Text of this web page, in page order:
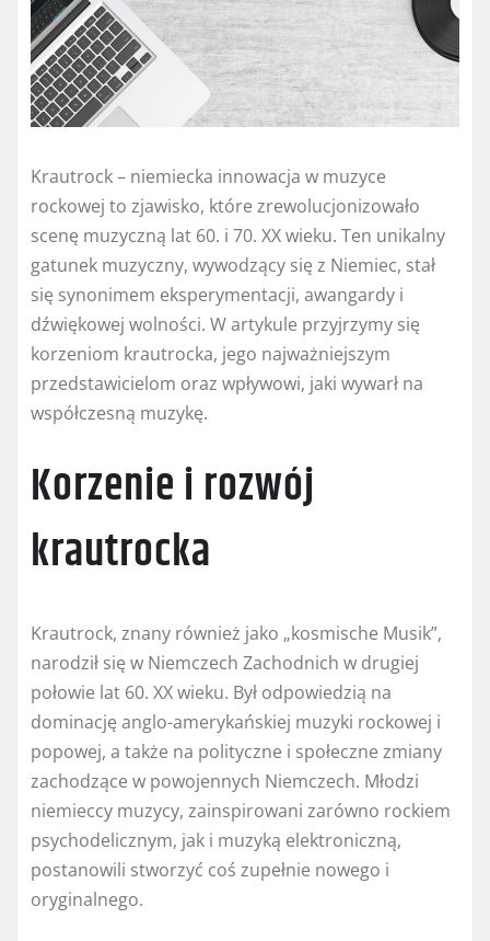
Krautrock – niemiecka innowacja w muzyce
rockowej to zjawisko, które zrewolucjonizowało
scenę muzyczną lat 60. i 70. XX wieku. Ten unikalny
gatunek muzyczny, wywodzący się z Niemiec, stał
się synonimem eksperymentacji, awangardy i
dźwiękowej wolności. W artykule przyjrzymy się
korzeniom krautrocka, jego najważniejszym
przedstawicielom oraz wpływowi, jaki wywarł na
współczesną muzykę.
Korzenie i rozwój
krautrocka
Krautrock, znany również jako „kosmische Musik”,
narodził się w Niemczech Zachodnich w drugiej
połowie lat 60. XX wieku. Był odpowiedzią na
dominację anglo-amerykańskiej muzyki rockowej i
popowej, a także na polityczne i społeczne zmiany
zachodzące w powojennych Niemczech. Młodzi
niemieccy muzycy, zainspirowani zarówno rockiem
psychodelicznym, jak i muzyką elektroniczną,
postanowili stworzyć coś zupełnie nowego i
oryginalnego.